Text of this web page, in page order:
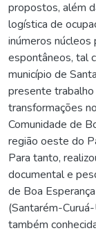
propostos, além
logística de
inúmeros núcleos
espontâneos, tal
município de
presente
transformações
Comunidade de
região oeste do
Para tanto,
documental e
de Boa
(Santarém-
também